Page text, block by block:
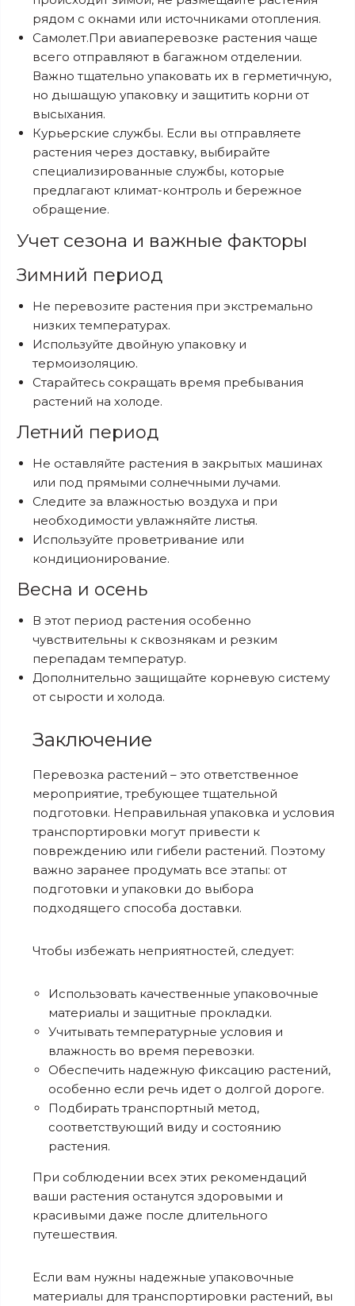
рядом с окнами или источниками отопления.
Самолет.При авиаперевозке растения чаще
всего отправляют в багажном отделении.
Важно тщательно упаковать их в герметичную,
но дышащую упаковку и защитить корни от
высыхания.
Курьерские службы. Если вы отправляете
растения через доставку, выбирайте
специализированные службы, которые
предлагают климат-контроль и бережное
обращение.
Учет сезона и важные факторы
Зимний период
Не перевозите растения при экстремально
низких температурах.
Используйте двойную упаковку и
термоизоляцию.
Старайтесь сокращать время пребывания
растений на холоде.
Летний период
Не оставляйте растения в закрытых машинах
или под прямыми солнечными лучами.
Следите за влажностью воздуха и при
необходимости увлажняйте листья.
Используйте проветривание или
кондиционирование.
Весна и осень
В этот период растения особенно
чувствительны к сквознякам и резким
перепадам температур.
Дополнительно защищайте корневую систему
от сырости и холода.
Заключение
Перевозка растений – это ответственное
мероприятие, требующее тщательной
подготовки. Неправильная упаковка и условия
транспортировки могут привести к
повреждению или гибели растений. Поэтому
важно заранее продумать все этапы: от
подготовки и упаковки до выбора
подходящего способа доставки.
Чтобы избежать неприятностей, следует:
Использовать качественные упаковочные
материалы и защитные прокладки.
Учитывать температурные условия и
влажность во время перевозки.
Обеспечить надежную фиксацию растений,
особенно если речь идет о долгой дороге.
Подбирать транспортный метод,
соответствующий виду и состоянию
растения.
При соблюдении всех этих рекомендаций
ваши растения останутся здоровыми и
красивыми даже после длительного
путешествия.
Если вам нужны надежные упаковочные
материалы для транспортировки растений, вы